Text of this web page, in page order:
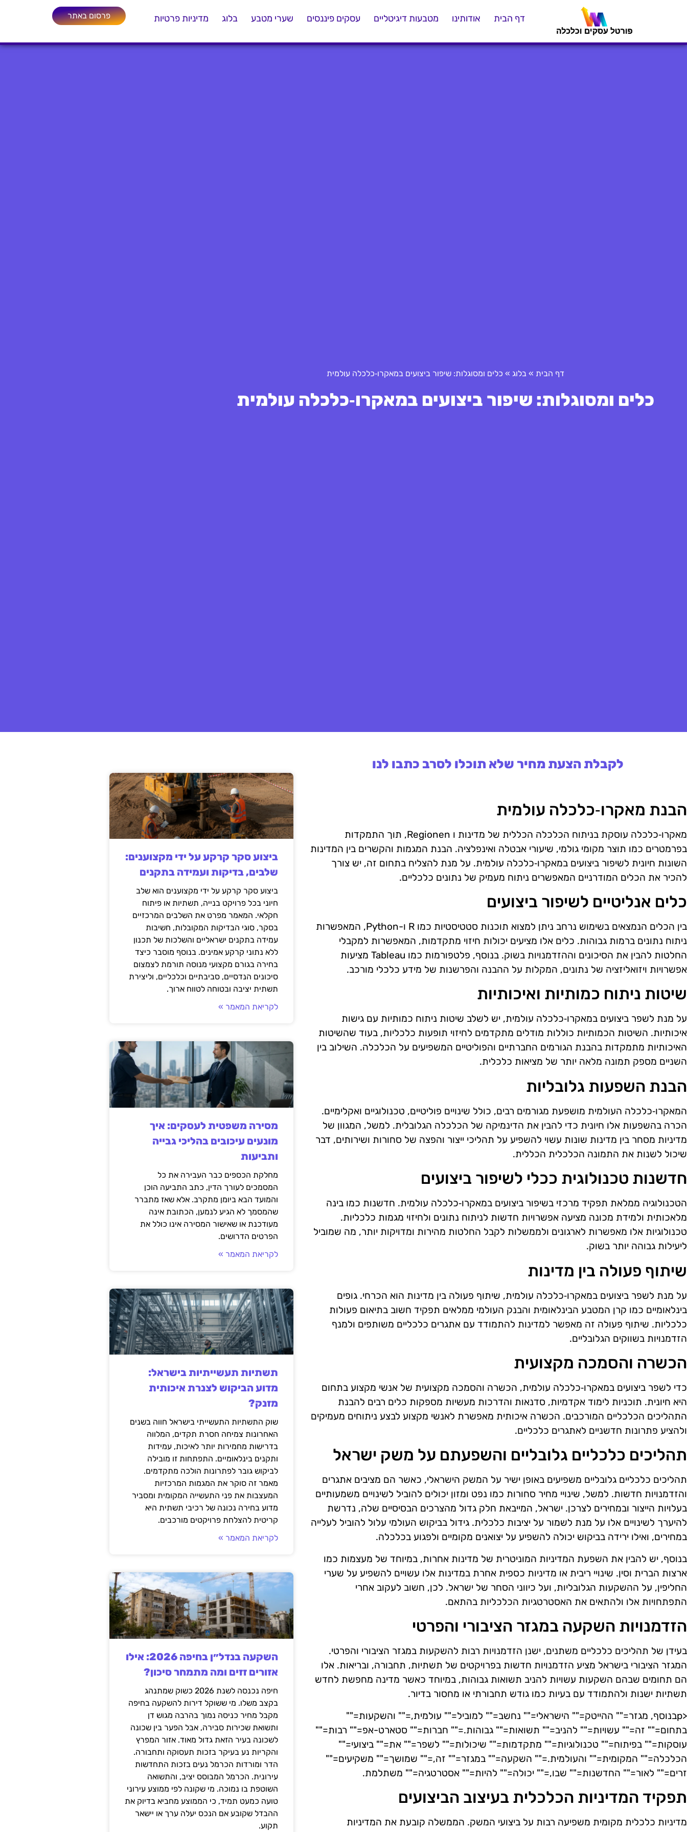
דף הבית אודותינו מטבעות דיגיטליים עסקים פיננסים שערי מטבע בלוג מדיניות פרטיות פרסום באתר
דף הבית » בלוג » כלים ומסוגלות: שיפור ביצועים במאקרו‑כלכלה עולמית
כלים ומסוגלות: שיפור ביצועים במאקרו‑כלכלה עולמית
לקבלת הצעת מחיר שלא תוכלו לסרב כתבו לנו
הבנת מאקרו‑כלכלה עולמית
מאקרו‑כלכלה עוסקת בניתוח הכלכלה הכללית של מדינות ו Regionen, תוך התמקדות
בפרמטרים כמו תוצר מקומי גולמי, שיעורי אבטלה ואינפלציה. הבנת המגמות והקשרים בין המדינות
השונות חיונית לשיפור ביצועים במאקרו‑כלכלה עולמית. על מנת להצליח בתחום זה, יש צורך
להכיר את הכלים המודרניים המאפשרים ניתוח מעמיק של נתונים כלכליים.
כלים אנליטיים לשיפור ביצועים
בין הכלים הנמצאים בשימוש נרחב ניתן למצוא תוכנות סטטיסטיות כמו R ו-Python, המאפשרות
ניתוח נתונים ברמות גבוהות. כלים אלו מציעים יכולות חיזוי מתקדמות, המאפשרות למקבלי
החלטות להבין את הסיכונים וההזדמנויות בשוק. בנוסף, פלטפורמות כמו Tableau מציעות
אפשרויות ויזואליזציה של נתונים, המקלות על ההבנה והפרשנות של מידע כלכלי מורכב.
שיטות ניתוח כמותיות ואיכותיות
על מנת לשפר ביצועים במאקרו‑כלכלה עולמית, יש לשלב שיטות ניתוח כמותיות עם גישות
איכותיות. השיטות הכמותיות כוללות מודלים מתקדמים לחיזוי תופעות כלכליות, בעוד שהשיטות
האיכותיות מתמקדות בהבנת הגורמים החברתיים והפוליטיים המשפיעים על הכלכלה. השילוב בין
השניים מספק תמונה מלאה יותר של מציאות כלכלית.
הבנת השפעות גלובליות
המאקרו‑כלכלה העולמית מושפעת מגורמים רבים, כולל שינויים פוליטיים, טכנולוגיים ואקלימיים.
הכרה בהשפעות אלו חיונית כדי להבין את הדינמיקה של הכלכלה הגלובלית. למשל, המגוון של
מדיניות מסחר בין מדינות שונות עשוי להשפיע על תהליכי ייצור והפצה של סחורות ושירותים, דבר
שיכול לשנות את התמונה הכלכלית הכללית.
חדשנות טכנולוגית ככלי לשיפור ביצועים
הטכנולוגיה ממלאת תפקיד מרכזי בשיפור ביצועים במאקרו‑כלכלה עולמית. חדשנות כמו בינה
מלאכותית ולמידת מכונה מציעה אפשרויות חדשות לניתוח נתונים ולחיזוי מגמות כלכליות.
טכנולוגיות אלו מאפשרות לארגונים ולממשלות לקבל החלטות מהירות ומדויקות יותר, מה שמוביל
ליעילות גבוהה יותר בשוק.
שיתוף פעולה בין מדינות
על מנת לשפר ביצועים במאקרו‑כלכלה עולמית, שיתוף פעולה בין מדינות הוא הכרחי. גופים
בינלאומיים כמו קרן המטבע הבינלאומית והבנק העולמי ממלאים תפקיד חשוב בתיאום פעולות
כלכליות. שיתוף פעולה זה מאפשר למדינות להתמודד עם אתגרים כלכליים משותפים ולמנף
הזדמנויות בשווקים הגלובליים.
הכשרה והסמכה מקצועית
כדי לשפר ביצועים במאקרו‑כלכלה עולמית, הכשרה והסמכה מקצועית של אנשי מקצוע בתחום
היא חיונית. תוכניות לימוד אקדמיות, סדנאות והדרכות מעשיות מספקות כלים רבים להבנת
התהליכים הכלכליים המורכבים. הכשרה איכותית מאפשרת לאנשי מקצוע לבצע ניתוחים מעמיקים
ולהציע פתרונות חדשניים לאתגרים כלכליים.
תהליכים כלכליים גלובליים והשפעתם על משק ישראל
תהליכים כלכליים גלובליים משפיעים באופן ישיר על המשק הישראלי, כאשר הם מציבים אתגרים
והזדמנויות חדשות. למשל, שינויי מחיר סחורות כמו נפט ומזון יכולים להוביל לשינויים משמעותיים
בעלויות הייצור ובמחירים לצרכן. ישראל, המייבאת חלק גדול מהצרכים הבסיסיים שלה, נדרשת
להיערך לשינויים אלו על מנת לשמור על יציבות כלכלית. גידול בביקוש העולמי עלול להוביל לעלייה
במחירים, ואילו ירידה בביקוש יכולה להשפיע על יצואנים מקומיים ולפגוע בכלכלה.
בנוסף, יש להבין את השפעת המדיניות המוניטרית של מדינות אחרות, במיוחד של מעצמות כמו
ארצות הברית וסין. שינויי ריבית או מדיניות כספית אחרת במדינות אלו עשויים להשפיע על שערי
החליפין, על ההשקעות הגלובליות, ועל כיווני הסחר של ישראל. לכן, חשוב לעקוב אחרי
התפתחויות אלו ולהתאים את האסטרטגיות הכלכליות בהתאם.
הזדמנויות השקעה במגזר הציבורי והפרטי
בעידן של תהליכים כלכליים משתנים, ישנן הזדמנויות רבות להשקעות במגזר הציבורי והפרטי.
המגזר הציבורי בישראל מציע הזדמנויות חדשות בפרויקטים של תשתיות, תחבורה, ובריאות. אלו
הם תחומים שבהם השקעות עשויות להניב תשואות גבוהות, במיוחד כאשר מדינה מחפשת לחדש
תשתיות ישנות ולהתמודד עם בעיות כמו גודש תחבורתי או מחסור בדיור.
<pבנוסף, מגזר="" ההייטק="" הישראלי="" נחשב="" למוביל="" עולמית,="" והשקעות=""
בתחום="" זה="" עשויות="" להניב="" תשואות="" גבוהות.="" חברות="" סטארט-אפ="" רבות=""
עוסקות="" בפיתוח="" טכנולוגיות="" מתקדמות="" שיכולות="" לשפר="" את="" ביצועי=""
הכלכלה="" המקומית="" והעולמית.="" השקעה="" במגזר="" זה,="" שמושך="" משקיעים=""
זרים="" לאור="" החדשנות="" שבו,="" יכולה="" להיות="" אסטרטגיה="" משתלמת.
תפקיד המדיניות הכלכלית בעיצוב הביצועים
מדיניות כלכלית מקומית משפיעה רבות על ביצועי המשק. הממשלה קובעת את המדיניות
ביצוע סקר קרקע על ידי מקצוענים:
שלבים, בדיקות ועמידה בתקנים
ביצוע סקר קרקע על ידי מקצוענים הוא שלב
חיוני בכל פרויקט בנייה, תשתיות או פיתוח
חקלאי. המאמר מפרט את השלבים המרכזיים
בסקר, סוגי הבדיקות המקובלות, חשיבות
עמידה בתקנים ישראליים והשלכות של תכנון
ללא נתוני קרקע אמינים. בנוסף מוסבר כיצד
בחירה בגורם מקצועי מנוסה תורמת לצמצום
סיכונים הנדסיים, סביבתיים וכלכליים, וליצירת
תשתית יציבה ובטוחה לטווח ארוך.
לקריאת המאמר »
מסירה משפטית לעסקים: איך
מונעים עיכובים בהליכי גבייה
ותביעות
מחלקת הכספים כבר העבירה את כל
המסמכים לעורך הדין, כתב התביעה הוכן
והמועד הבא ביומן מתקרב. אלא שאז מתברר
שהמסמך לא הגיע לנמען, הכתובת אינה
מעודכנת או שאישור המסירה אינו כולל את
הפרטים הדרושים.
לקריאת המאמר »
תשתיות תעשייתיות בישראל:
מדוע הביקוש לצנרת איכותית
מזנק?
שוק התשתיות התעשייתי בישראל חווה בשנים
האחרונות צמיחה חסרת תקדים, המלווה
בדרישות מחמירות יותר לאיכות, עמידות
ותקנים בינלאומיים. התפתחות זו מובילה
לביקוש גובר לפתרונות הולכה מתקדמים.
מאמר זה סוקר את המגמות המרכזיות
המעצבות את פני התעשייה המקומית ומסביר
מדוע בחירה נכונה של רכיבי תשתית היא
קריטית להצלחת פרויקטים מורכבים.
לקריאת המאמר »
השקעה בנדל״ן בחיפה 2026: אילו
אזורים זזים ומה מתמחר סיכון?
חיפה נכנסה לשנת 2026 כשוק שמתנהג
בקצב משלו. מי ששוקל דירות להשקעה בחיפה
מקבל מחיר כניסה נמוך בהרבה מגוש דן
ותשואת שכירות סבירה, אבל הפער בין שכונה
לשכונה בעיר הזאת גדול מאוד. אזור המפרץ
והקריות נע בעיקר בזכות תעסוקה ותחבורה.
הדר ומורדות הכרמל נעים בזכות התחדשות
עירונית. הכרמל המבוסס יציב, והתשואה
השוטפת בו נמוכה. מי שקונה לפי ממוצע עירוני
טועה כמעט תמיד, כי הממוצע מחביא בדיוק את
ההבדל שקובע אם הנכס יעלה ערך או יישאר
תקוע.